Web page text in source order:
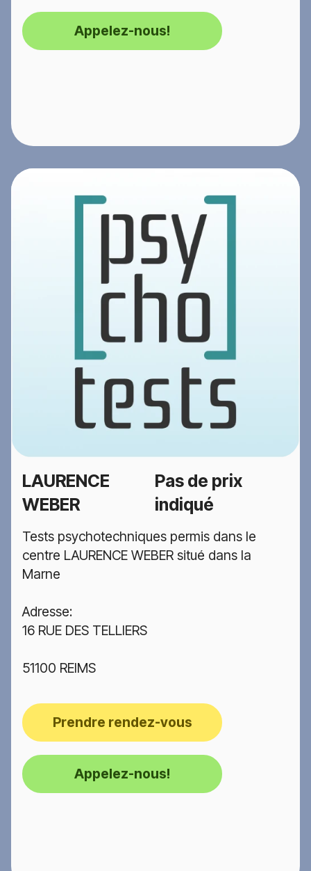
Appelez-nous!
LAURENCE
WEBER
Pas de prix
indiqué
Tests psychotechniques permis dans le
centre LAURENCE WEBER situé dans la
Marne
Adresse:
16 RUE DES TELLIERS
51100 REIMS
Prendre rendez-vous
Appelez-nous!